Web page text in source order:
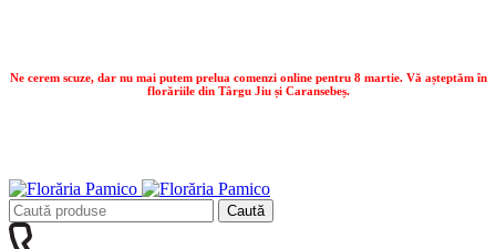
Ne cerem scuze, dar nu mai putem prelua comenzi online pentru 8 martie. Vă așteptăm în
florăriile din Târgu Jiu și Caransebeș.
Caută